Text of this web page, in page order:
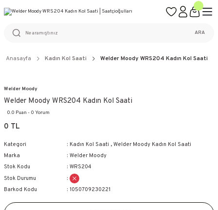
%100 ORİJİNAL ÜRÜN GARANTİSİ
ARA
Anasayfa Kadın Kol Saati Welder Moody WRS204 Kadın Kol Saati
Welder Moody
Welder Moody WRS204 Kadın Kol Saati
0.0 Puan - 0 Yorum
0 TL
Kategori Kadın Kol Saati , Welder Moody Kadın Kol Saati
Marka
Welder Moody
Stok Kodu
WRS204
Stok Durumu
Barkod Kodu
1050709230221